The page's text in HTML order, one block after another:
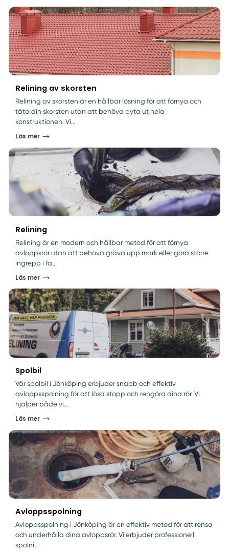
Relining av skorsten
Relining av skorsten är en hållbar lösning för att förnya och
täta din skorsten utan att behöva byta ut hela
konstruktionen. Vi...
Läs mer
Relining
Relining är en modern och hållbar metod för att förnya
avloppsrör utan att behöva gräva upp mark eller göra större
ingrepp i fa...
Läs mer
Spolbil
Vår spolbil i Jönköping erbjuder snabb och effektiv
avloppsspolning för att lösa stopp och rengöra dina rör. Vi
hjälper både vi...
Läs mer
Avloppsspolning
Avloppsspolning i Jönköping är en effektiv metod för att rensa
och underhålla dina avloppsrör. Vi erbjuder professionell
spolni...